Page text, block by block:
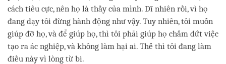
cách tiêu cực, nên họ là thầy của mình. Dĩ nhiên rồi, vì họ
đang dạy tôi đừng hành động như vậy. Tuy nhiên, tôi muốn
giúp đỡ họ, và để giúp họ, thì tôi phải giúp họ chấm dứt việc
tạo ra ác nghiệp, và không làm hại ai. Thế thì tôi đang làm
điều này vì lòng từ bi.